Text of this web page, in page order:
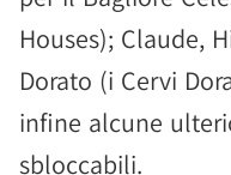
Houses); Claude,
Dorato (i Cervi
infine alcune
sbloccabili.